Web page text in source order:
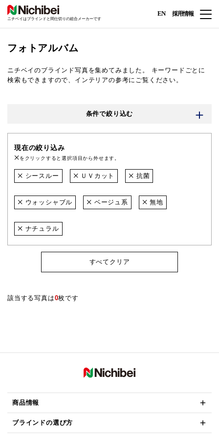
ニチベイはブラインドと間仕切りの総合メーカーです
EN 採用情報
フォトアルバム
ニチベイのブラインド写真を集めてみました。
キーワードごとに
検索もできますので、インテリアの参考にご覧ください。
条件で絞り込む
現在の絞り込み
をクリックすると選択項目から外せます。
シースルー ＵＶカット 抗菌
ウォッシャブル ベージュ系 無地
ナチュラル
すべてクリア
該当する写真は0枚です
商品情報
ブラインドの選び方